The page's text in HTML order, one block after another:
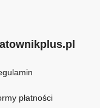
płatności